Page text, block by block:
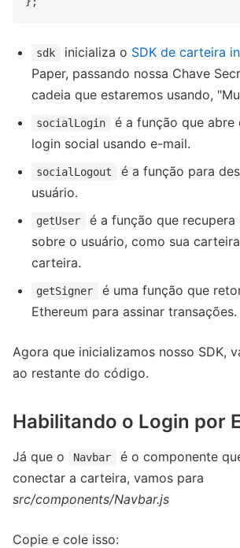
sdk inicializa o SDK de carteira
Paper, passando nossa Chave
cadeia que estaremos usando,
socialLogin
é a função que abre
login social usando e-mail.
socialLogout
é a função para
usuário.
getUser
é a função que
sobre o usuário, como sua
carteira.
getSigner
é uma função que
Ethereum para assinar transações.
Agora que inicializamos nosso SDK,
ao restante do código.
Habilitando o Login por
Já que o Navbar
é o componente
conectar a carteira, vamos para
src/components/Navbar.js
Copie e cole isso: